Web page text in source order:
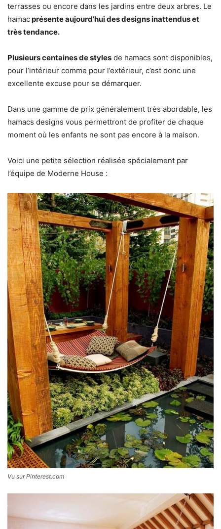
terrasses ou encore dans les jardins entre deux arbres. Le
hamacprésente aujourd’hui des designs inattendus et
très tendance.
Plusieurs centaines de styles de hamacs sont disponibles,
pour l’intérieur comme pour l’extérieur, c’est donc une
excellente excuse pour se démarquer.
Dans une gamme de prix généralement très abordable, les
hamacs designs vous permettront de profiter de chaque
moment où les enfants ne sont pas encore à la maison.
Voici une petite sélection réalisée spécialement par
l’équipe de Moderne House :
Vu sur Pinterest.com